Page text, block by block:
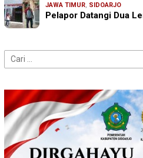
JAWA TIMUR, SIDOARJO
Pelapor Datangi Dua
Cari
untuk: